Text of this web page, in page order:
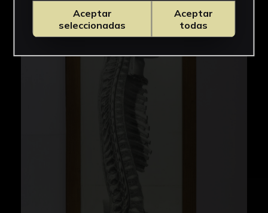
IMÁGENES
Aceptar
seleccionadas
Aceptar
todas